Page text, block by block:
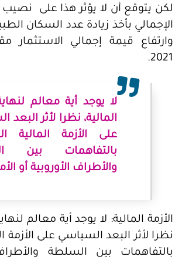
لكن يتوقع أن لا يؤثر هذا على نصيب
الإجمالي بأخذ زيادة عدد السكان
وارتفاع قيمة إجمالي الاستثمار
2021.
لا يوجد أية معالم
المالية، نظرا لأثر البعد
على الأزمة المالية
بالتفاهمات بين
والأطراف الأوروبية أو
الأزمة المالية: لا يوجد أية معالم
نظرا لأثر البعد السياسي على الأزمة
بالتفاهمات بين السلطة